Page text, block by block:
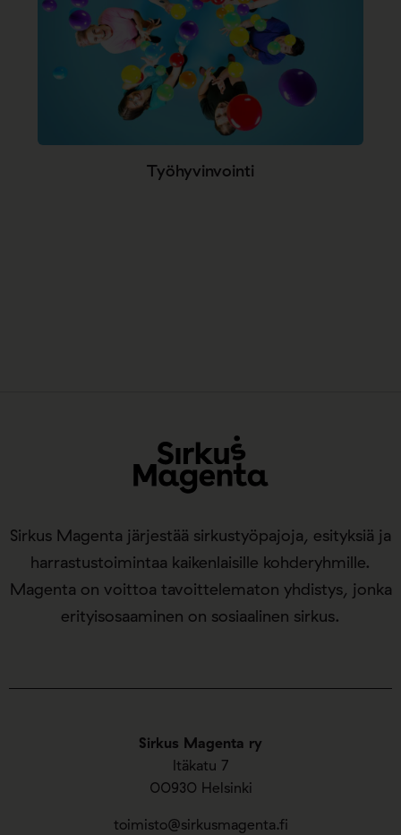
Työhyvinvointi
Sirkus Magenta ry
Itäkatu 7
00930 Helsinki
toimisto@sirkusmagenta.fi
Sirkus Magenta järjestää sirkustyöpajoja, esityksiä ja
harrastustoimintaa kaikenlaisille kohderyhmille.
Magenta on voittoa tavoittelematon yhdistys, jonka
erityisosaaminen on sosiaalinen sirkus.